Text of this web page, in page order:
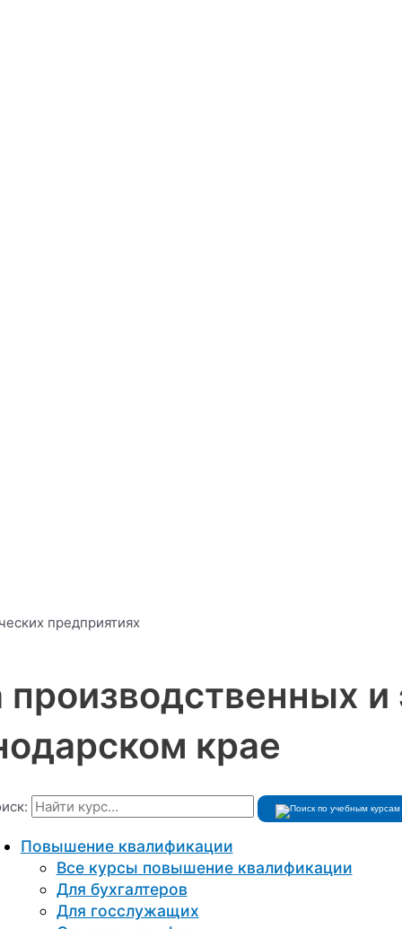
предприятиях
и
крае
Повышение квалификации
Все курсы повышение квалификации
Для бухгалтеров
Для госслужащих